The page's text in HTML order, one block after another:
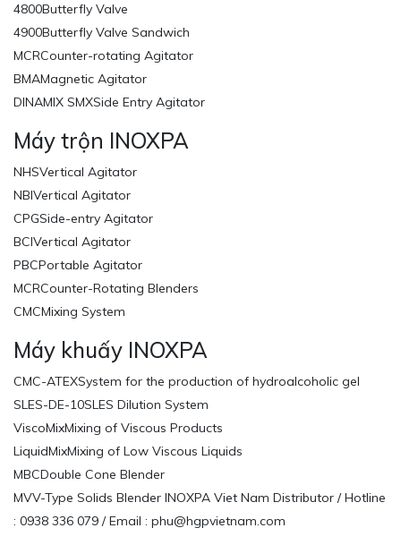
4800Butterfly Valve
4900Butterfly Valve Sandwich
MCRCounter-rotating Agitator
BMAMagnetic Agitator
DINAMIX SMXSide Entry Agitator
Máy trộn INOXPA
NHSVertical Agitator
NBIVertical Agitator
CPGSide-entry Agitator
BCIVertical Agitator
PBCPortable Agitator
MCRCounter-Rotating Blenders
CMCMixing System
Máy khuấy INOXPA
CMC-ATEXSystem for the production of hydroalcoholic gel
SLES-DE-10SLES Dilution System
ViscoMixMixing of Viscous Products
LiquidMixMixing of Low Viscous Liquids
MBCDouble Cone Blender
MVV-Type Solids Blender INOXPA Viet Nam Distributor / Hotline
: 0938 336 079 / Email : phu@hgpvietnam.com